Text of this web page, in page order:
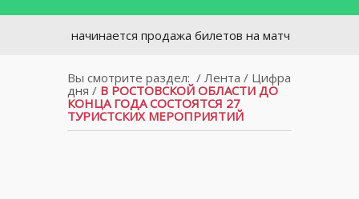
начинается продажа билетов на матч ФК «Ростов» с
Вы смотрите раздел: / Лента / Цифра
дня / В РОСТОВСКОЙ ОБЛАСТИ ДО
КОНЦА ГОДА СОСТОЯТСЯ 27
ТУРИСТСКИХ МЕРОПРИЯТИЙ